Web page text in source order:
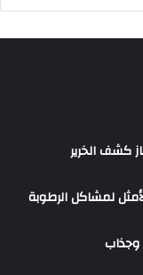
كشف الخرير
لمشاكل الرطوبة
وجذاب